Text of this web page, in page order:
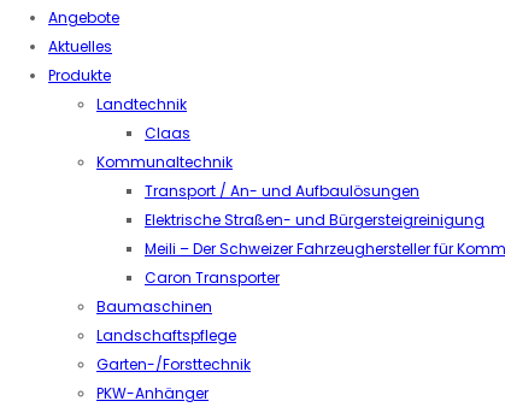
Angebote
Aktuelles
Produkte
Landtechnik
Claas
Kommunaltechnik
Transport / An- und Aufbaulösungen
Elektrische Straßen- und Bürgersteigreinigung
Meili – Der Schweizer Fahrzeughersteller für
Caron Transporter
Baumaschinen
Landschaftspflege
Garten-/Forsttechnik
PKW-Anhänger